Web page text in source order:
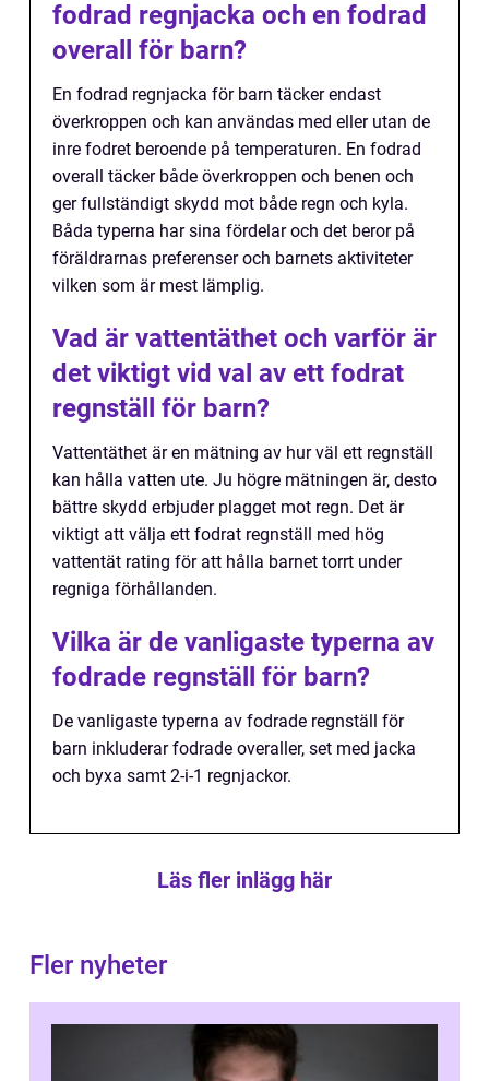
fodrad regnjacka och en fodrad
overall för barn?
En fodrad regnjacka för barn täcker endast
överkroppen och kan användas med eller utan de
inre fodret beroende på temperaturen. En fodrad
overall täcker både överkroppen och benen och
ger fullständigt skydd mot både regn och kyla.
Båda typerna har sina fördelar och det beror på
föräldrarnas preferenser och barnets aktiviteter
vilken som är mest lämplig.
Vad är vattentäthet och varför är
det viktigt vid val av ett fodrat
regnställ för barn?
Vattentäthet är en mätning av hur väl ett regnställ
kan hålla vatten ute. Ju högre mätningen är, desto
bättre skydd erbjuder plagget mot regn. Det är
viktigt att välja ett fodrat regnställ med hög
vattentät rating för att hålla barnet torrt under
regniga förhållanden.
Vilka är de vanligaste typerna av
fodrade regnställ för barn?
De vanligaste typerna av fodrade regnställ för
barn inkluderar fodrade overaller, set med jacka
och byxa samt 2-i-1 regnjackor.
Läs fler inlägg här
Fler nyheter